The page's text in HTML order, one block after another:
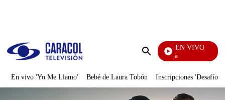
Enviar
EN VIVO
También Caerás
En vivo 'Yo Me Llamo' Bebé de Laura Tobón Inscripciones 'Desafío'